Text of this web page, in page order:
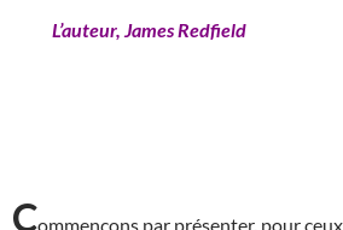
L’auteur, James Redfield
Commençons par présenter, pour